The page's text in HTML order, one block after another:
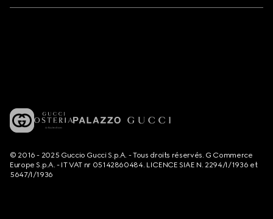
© 2016 - 2025 Guccio Gucci S.p.A. - Tous droits réservés. G Commerce
Europe S.p.A. - IT VAT nr 05142860484. LICENCE SIAE N. 2294/I/1936 et
5647/I/1936